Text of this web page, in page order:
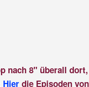
nach 8" überall
Hier die Episoden